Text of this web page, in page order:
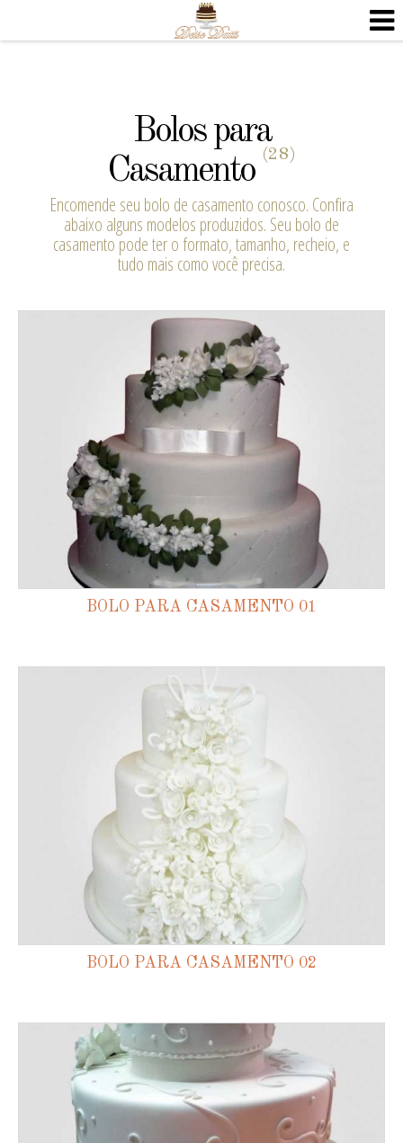
Bolos para
Casamento (28)
Encomende seu bolo de casamento conosco. Confira
abaixo alguns modelos produzidos. Seu bolo de
casamento pode ter o formato, tamanho, recheio, e
tudo mais como você precisa.
BOLO PARA CASAMENTO 01
BOLO PARA CASAMENTO 02